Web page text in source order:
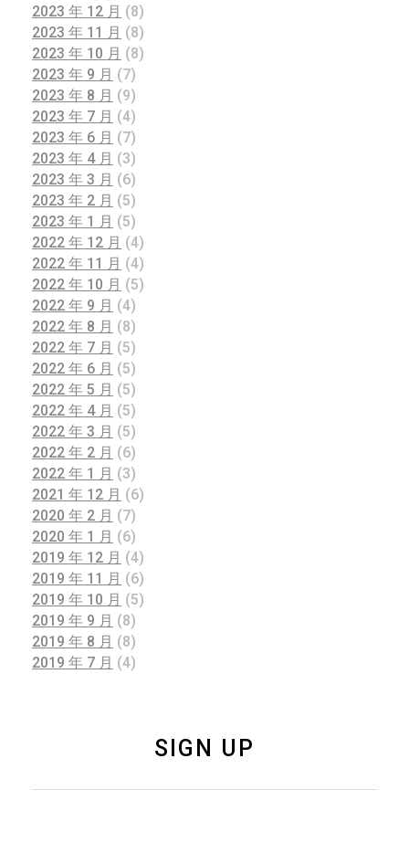
2023 年 12 月 (8)
2023 年 11 月 (8)
2023 年 10 月 (8)
2023 年 9 月 (7)
2023 年 8 月 (9)
2023 年 7 月 (4)
2023 年 6 月 (7)
2023 年 4 月 (3)
2023 年 3 月 (6)
2023 年 2 月 (5)
2023 年 1 月 (5)
2022 年 12 月 (4)
2022 年 11 月 (4)
2022 年 10 月 (5)
2022 年 9 月 (4)
2022 年 8 月 (8)
2022 年 7 月 (5)
2022 年 6 月 (5)
2022 年 5 月 (5)
2022 年 4 月 (5)
2022 年 3 月 (5)
2022 年 2 月 (6)
2022 年 1 月 (3)
2021 年 12 月 (6)
2020 年 2 月 (7)
2020 年 1 月 (6)
2019 年 12 月 (4)
2019 年 11 月 (6)
2019 年 10 月 (5)
2019 年 9 月 (8)
2019 年 8 月 (8)
2019 年 7 月 (4)
SIGN UP